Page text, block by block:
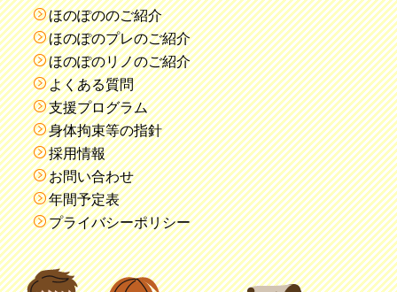
ほのぽののご紹介
ほのぽのプレのご紹介
ほのぽのリノのご紹介
よくある質問
支援プログラム
身体拘束等の指針
採用情報
お問い合わせ
年間予定表
プライバシーポリシー